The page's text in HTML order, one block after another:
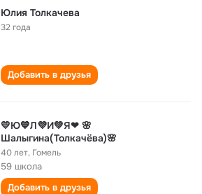
Юлия Толкачева
32 года
Добавить в друзья
💛Ю💙Л💜И💚Я❤ 🌸
Шалыгина(Толкачёва)🌸
40 лет, Гомель
59 школа
Добавить в друзья